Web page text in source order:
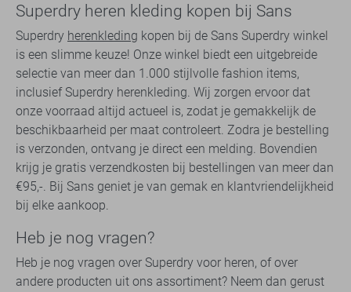
Superdry heren kleding kopen bij Sans
Superdry herenkleding kopen bij de Sans Superdry winkel
is een slimme keuze! Onze winkel biedt een uitgebreide
selectie van meer dan 1.000 stijlvolle fashion items,
inclusief Superdry herenkleding. Wij zorgen ervoor dat
onze voorraad altijd actueel is, zodat je gemakkelijk de
beschikbaarheid per maat controleert. Zodra je bestelling
is verzonden, ontvang je direct een melding. Bovendien
krijg je gratis verzendkosten bij bestellingen van meer dan
€95,-. Bij Sans geniet je van gemak en klantvriendelijkheid
bij elke aankoop.
Heb je nog vragen?
Heb je nog vragen over Superdry voor heren, of over
andere producten uit ons assortiment? Neem dan gerust